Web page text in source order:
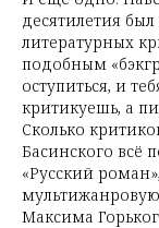
десятилетия
литературных
подобным
оступиться, и
критикуешь, а
Сколько
Басинского всё
«Русский
Максима